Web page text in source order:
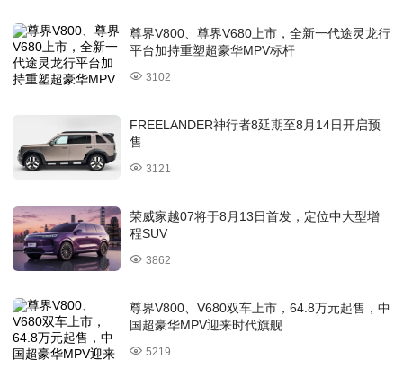
尊界V800、尊界V680上市，全新一代途灵龙行
平台加持重塑超豪华MPV标杆
3102
FREELANDER神行者8延期至8月14日开启预
售
3121
荣威家越07将于8月13日首发，定位中大型增
程SUV
3862
尊界V800、V680双车上市，64.8万元起售，中
国超豪华MPV迎来时代旗舰
5219